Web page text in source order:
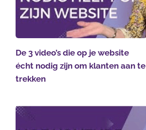
De 3 video’s die op je website
écht nodig zijn om klanten aan te
trekken